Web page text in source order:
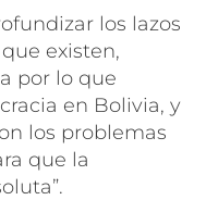
los lazos
existen,
por lo que
en Bolivia, y
los problemas
que la